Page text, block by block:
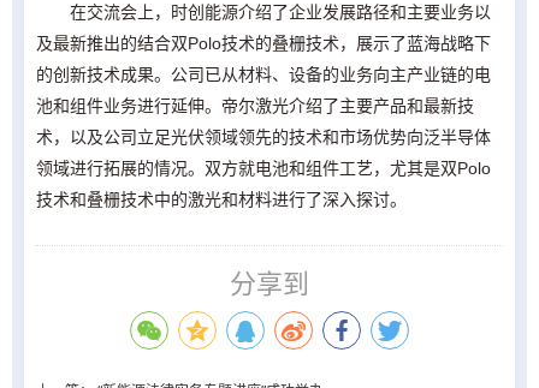
在交流会上，时创能源介绍了企业发展路径和主要业务以
及最新推出的结合双Polo技术的叠栅技术，展示了蓝海战略下
的创新技术成果。公司已从材料、设备的业务向主产业链的电
池和组件业务进行延伸。帝尔激光介绍了主要产品和最新技
术，以及公司立足光伏领域领先的技术和市场优势向泛半导体
领域进行拓展的情况。双方就电池和组件工艺，尤其是双Polo
技术和叠栅技术中的激光和材料进行了深入探讨。
分享到